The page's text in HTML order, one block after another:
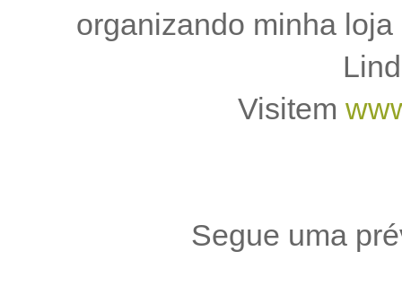
organizando minha
Visitem
Segue uma